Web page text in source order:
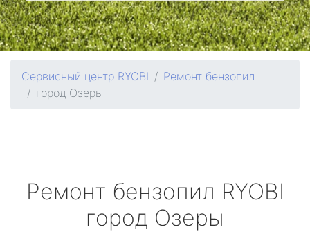
Сервисный центр RYOBI
Ремонт бензопил
город Озеры
Ремонт бензопил RYOBI
город Озеры